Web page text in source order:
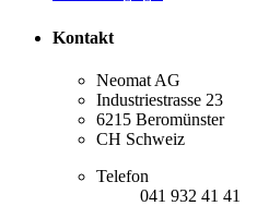
Kontakt
Neomat AG
Industriestrasse 23
6215 Beromünster
CH Schweiz
Telefon
041 932 41 41